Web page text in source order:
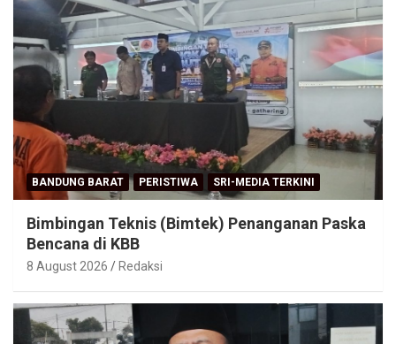
BANDUNG BARAT PERISTIWA SRI-MEDIA TERKINI
Bimbingan Teknis (Bimtek) Penanganan Paska
Bencana di KBB
8 August 2026 Redaksi